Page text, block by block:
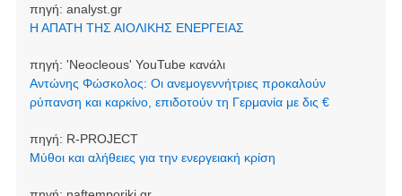
πηγή: analyst.gr
Η ΑΠΑΤΗ ΤΗΣ ΑΙΟΛΙΚΗΣ ΕΝΕΡΓΕΙΑΣ
πηγή: 'Neocleοus' YouTube κανάλι
Αντώνης Φώσκολος: Οι ανεμογεννήτριες προκαλούν
ρύπανση και καρκίνο, επιδοτούν τη Γερμανία με δις €
πηγή: R-PROJECT
Μύθοι και αλήθειες για την ενεργειακή κρίση